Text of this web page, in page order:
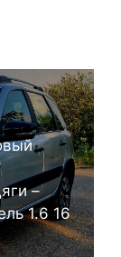
–
1.6 16